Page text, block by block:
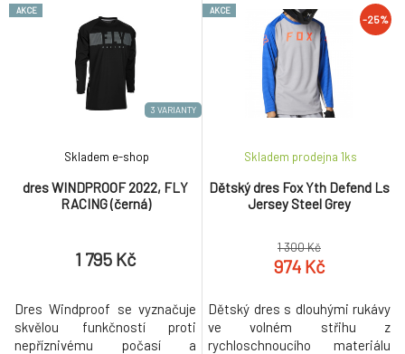
ochrany, redukci hmotnosti
(snížení celkové hmotnosti o
400 g na pár bot) a redukci
zbytečné masy materiálu.
Nejdůležitějšími inovacemi u
nového modelu
boty do kategorie univerzálních
bot, vhodných nejen pro
příznivce hard endura, ale i pro
kategorie cestovních
motocyklů. Vlastnosti a
výhody: Odlehčená obšívka
3 VARIANTY
AKCE
dres WINDPROOF 2022, FLY
RACING (černá)
Skladem e-shop
1 795 Kč
Dres Windproof se vyznačuje
skvělou funkčností proti
nepříznivému počasí a
AKCE
-25%
Dětský dres Fox Yth Defend Ls
Jersey Steel Grey
Skladem prodejna 1ks
1 300 Kč
974 Kč
Dětský dres s dlouhými rukávy
ve volném střihu z
rychloschnoucího materiálu